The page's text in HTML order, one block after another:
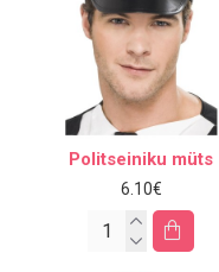
Politseiniku müts
6.10€